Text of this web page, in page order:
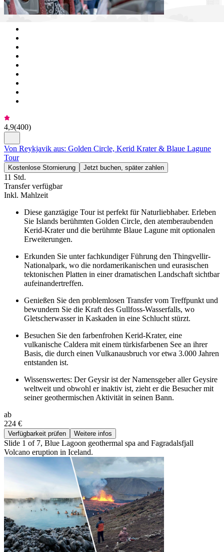
4,9(400)
Von Reykjavik aus: Golden Circle, Kerid Krater & Blaue Lagune
Tour
Kostenlose Stornierung Jetzt buchen, später zahlen
11 Std.
Transfer verfügbar
Inkl. Mahlzeit
Diese ganztägige Tour ist perfekt für Naturliebhaber. Erleben
Sie Islands berühmten Golden Circle, den atemberaubenden
Kerid-Krater und die berühmte Blaue Lagune mit optionalen
Erweiterungen.
Erkunden Sie unter fachkundiger Führung den Thingvellir-
Nationalpark, wo die nordamerikanischen und eurasischen
tektonischen Platten in einer dramatischen Landschaft sichtbar
aufeinandertreffen.
Genießen Sie den problemlosen Transfer vom Treffpunkt und
bewundern Sie die Kraft des Gullfoss-Wasserfalls, wo
Gletscherwasser in Kaskaden in eine Schlucht stürzt.
Besuchen Sie den farbenfrohen Kerid-Krater, eine
vulkanische Caldera mit einem türkisfarbenen See an ihrer
Basis, die durch einen Vulkanausbruch vor etwa 3.000 Jahren
entstanden ist.
Wissenswertes: Der Geysir ist der Namensgeber aller Geysire
weltweit und obwohl er inaktiv ist, zieht er die Besucher mit
seiner geothermischen Aktivität in seinen Bann.
ab
224 €
Verfügbarkeit prüfen Weitere infos
Slide 1 of 7, Blue Lagoon geothermal spa and Fagradalsfjall
Volcano eruption in Iceland.